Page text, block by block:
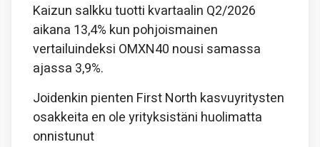
Kaizun salkku tuotti kvartaalin Q2/2026
aikana 13,4% kun pohjoismainen
vertailuindeksi OMXN40 nousi samassa
ajassa 3,9%.
Joidenkin pienten First North kasvuyritysten
osakkeita en ole yrityksistäni huolimatta
onnistunut